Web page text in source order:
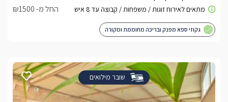
החל מ- ₪1500
גקוזי ספא מפנק ובריכה מחוממת ומקורה
שובר מילואים